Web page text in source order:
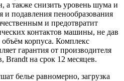
а также снизить уровень шума и
и подавления пенообразования
и предотвратит
контактов машины, не дав
корпуса. Комплекс
гарантия от производителя
Brandt на срок 12 месяцев.
белье равномерно, загрузка